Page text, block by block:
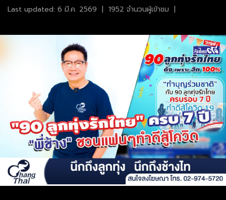
Last updated: 6 มี.ค. 2569 | 1952 จำนวนผู้เข้าชม |